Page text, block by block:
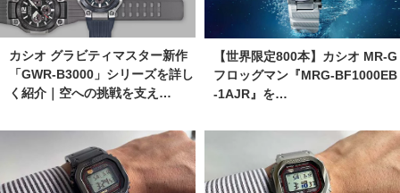
カシオ グラビティマスター新作
「GWR-B3000」シリーズを詳し
く紹介｜空への挑戦を支え…
【世界限定800本】カシオ MR-G
フロッグマン『MRG-BF1000EB
-1AJR』を…